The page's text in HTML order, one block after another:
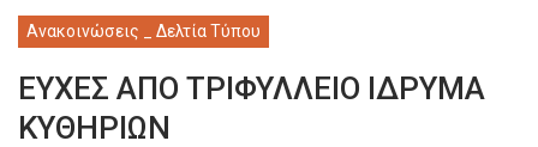
Ανακοινώσεις _ Δελτία Τύπου
ΕΥΧΕΣ ΑΠΟ ΤΡΙΦΥΛΛΕΙΟ ΙΔΡΥΜΑ
ΚΥΘΗΡΙΩΝ